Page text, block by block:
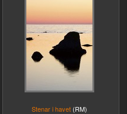
Stenar i havet (RM)